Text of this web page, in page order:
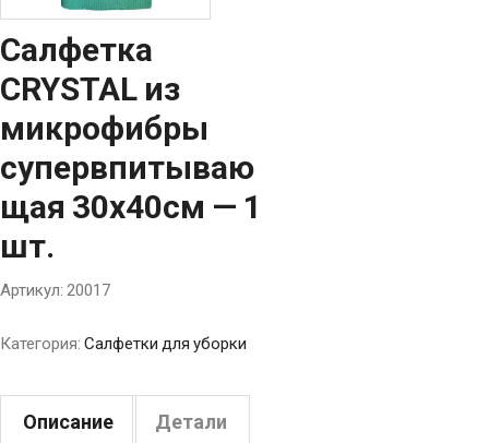
Салфетка
CRYSTAL из
микрофибры
супервпитываю
щая 30х40см — 1
шт.
Артикул: 20017
Категория: Салфетки для уборки
Описание Детали